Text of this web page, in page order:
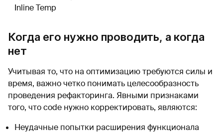
Inline Temp
Когда его нужно проводить, а когда
нет
Учитывая то, что на оптимизацию требуются силы и
время, важно четко понимать целесообразность
проведения рефакторинга. Явными признаками
того, что code нужно корректировать, являются:
Неудачные попытки расширения функционала